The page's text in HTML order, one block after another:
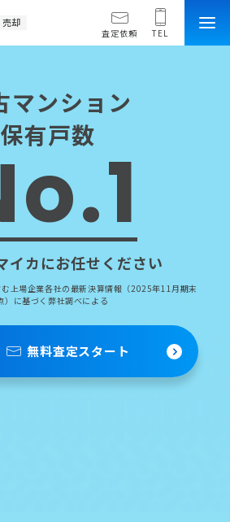
売却
査定依頼 TEL
マンション
保有戸数
イカにお任せください
上場企業各社の最新決算情報（2025年11月期末
）に基づく弊社調べによる
無料査定スタート